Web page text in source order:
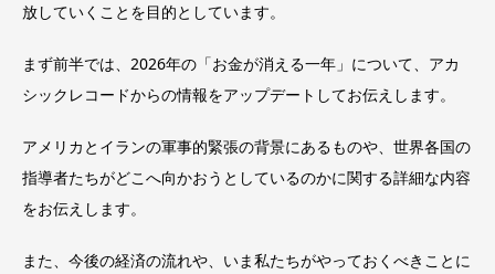
放していくことを目的としています。
まず前半では、2026年の「お金が消える一年」について、アカ
シックレコードからの情報をアップデートしてお伝えします。
アメリカとイランの軍事的緊張の背景にあるものや、世界各国の
指導者たちがどこへ向かおうとしているのかに関する詳細な内容
をお伝えします。
また、今後の経済の流れや、いま私たちがやっておくべきことに